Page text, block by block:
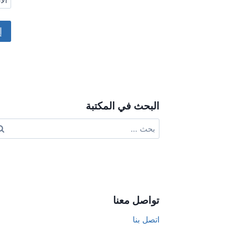
البحث في المكتبة
عن:
تواصل معنا
اتصل بنا